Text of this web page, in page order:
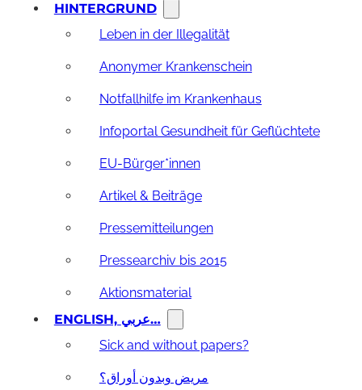
HINTERGRUND
Leben in der Illegalität
Anonymer Krankenschein
Notfallhilfe im Krankenhaus
Infoportal Gesundheit für Geflüchtete
EU-Bürger*innen
Artikel & Beiträge
Pressemitteilungen
Pressearchiv bis 2015
Aktionsmaterial
ENGLISH, عربي…
Sick and without papers?
مريض وبدون أوراق؟